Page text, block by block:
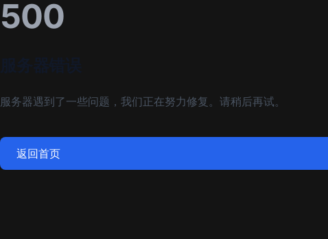
500
服务器遇到了一些问题，我们正在努力修复。请稍后再试。
返回首页